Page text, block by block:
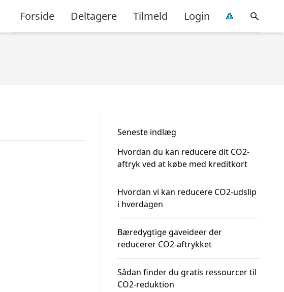
Forside Deltagere Tilmeld Login
Seneste indlæg
Hvordan du kan reducere dit CO2-
aftryk ved at købe med kreditkort
Hvordan vi kan reducere CO2-udslip
i hverdagen
Bæredygtige gaveideer der
reducerer CO2-aftrykket
Sådan finder du gratis ressourcer til
CO2-reduktion